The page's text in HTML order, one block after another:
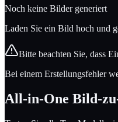
Noch keine Bilder generiert
Laden Sie ein Bild hoch und
Bitte beachten Sie, dass
Bei einem Erstellungsfehler
All-in-One Bild-